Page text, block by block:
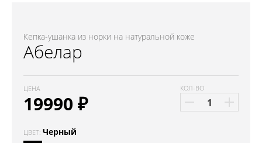
Кепка-ушанка из норки на натуральной коже
Абелар
ЦЕНА
19990 ₽
КОЛ-ВО
ЦВЕТ: Черный